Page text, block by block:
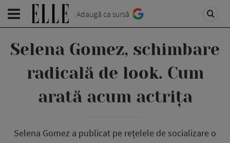
Adaugă ca sursă
Selena Gomez, schimbare
radicală de look. Cum
arată acum actrița
Selena Gomez a publicat pe rețelele de socializare o